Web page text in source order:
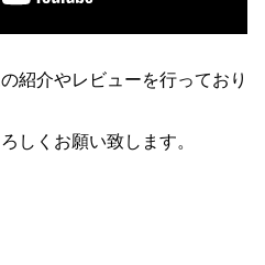
紹介やレビューを行っており
しくお願い致します。